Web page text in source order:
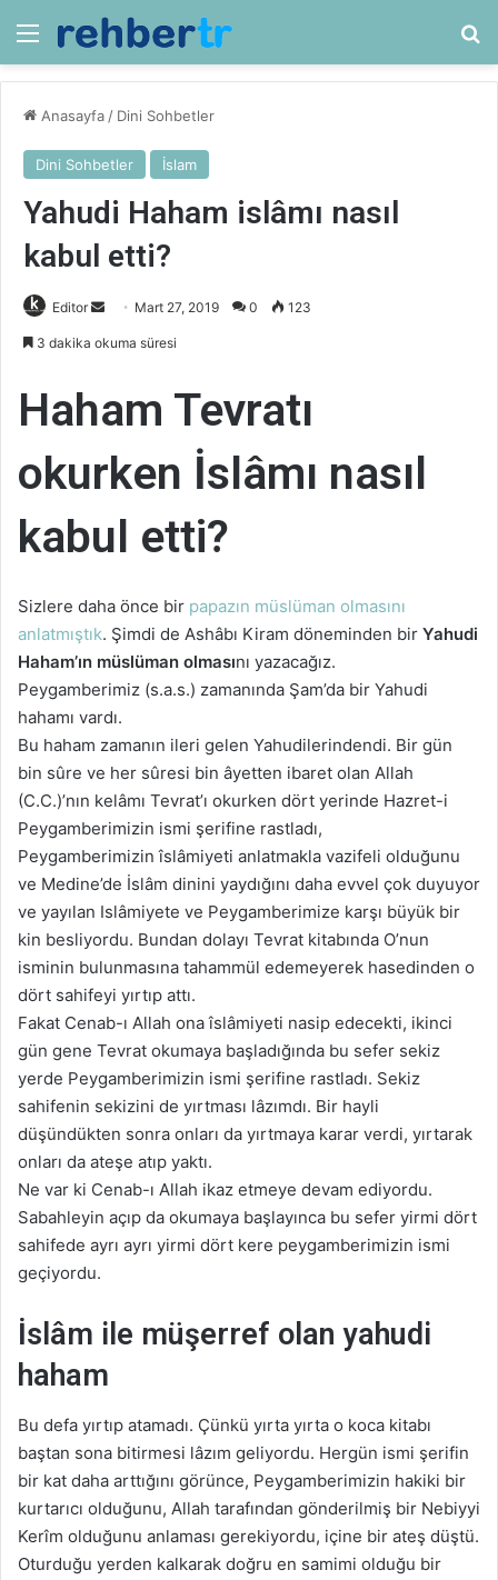
Menü
Anasayfa / Dini Sohbetler
Dini Sohbetler İslam
Yahudi Haham islâmı nasıl
kabul etti?
Editor
Bir
Mart 27, 2019 0 123
3 dakika okuma süresi
Haham Tevratı
okurken İslâmı nasıl
kabul etti?
Sizlere daha önce bir papazın müslüman olmasını
anlatmıştık. Şimdi de Ashâbı Kiram döneminden bir Yahudi
Haham’ın müslüman olmasını yazacağız.
Peygamberimiz (s.a.s.) zamanında Şam’da bir Yahudi
hahamı vardı.
Bu haham zamanın ileri gelen Yahudilerindendi. Bir gün
bin sûre ve her sûresi bin âyetten ibaret olan Allah
(C.C.)’nın kelâmı Tevrat’ı okurken dört yerinde Hazret-i
Peygamberimizin ismi şerifine rastladı,
Peygamberimizin îslâmiyeti anlatmakla vazifeli olduğunu
ve Medine’de İslâm dinini yaydığını daha evvel çok duyuyor
ve yayılan Islâmiyete ve Peygamberimize karşı büyük bir
kin besliyordu. Bundan dolayı Tevrat kitabında O’nun
isminin bulunmasına tahammül edemeyerek hasedinden o
dört sahifeyi yırtıp attı.
Fakat Cenab-ı Allah ona îslâmiyeti nasip edecekti, ikinci
gün gene Tevrat okumaya başladığında bu sefer sekiz
yerde Peygamberimizin ismi şerifine rastladı. Sekiz
sahifenin sekizini de yırtması lâzımdı. Bir hayli
düşündükten sonra onları da yırtmaya karar verdi, yırtarak
onları da ateşe atıp yaktı.
Ne var ki Cenab-ı Allah ikaz etmeye devam ediyordu.
Sabahleyin açıp da okumaya başlayınca bu sefer yirmi dört
sahifede ayrı ayrı yirmi dört kere peygamberimizin ismi
geçiyordu.
İslâm ile müşerref olan yahudi
haham
Bu defa yırtıp atamadı. Çünkü yırta yırta o koca kitabı
baştan sona bitirmesi lâzım geliyordu. Hergün ismi şerifin
bir kat daha arttığını görünce, Peygamberimizin hakiki bir
kurtarıcı olduğunu, Allah tarafından gönderilmiş bir Nebiyyi
Kerîm olduğunu anlaması gerekiyordu, içine bir ateş düştü.
Oturduğu yerden kalkarak doğru en samimi olduğu bir